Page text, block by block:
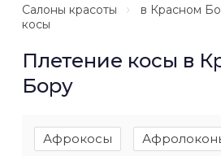
Салоны красоты в Красном
косы
Плетение косы в
Бору
Афрокосы